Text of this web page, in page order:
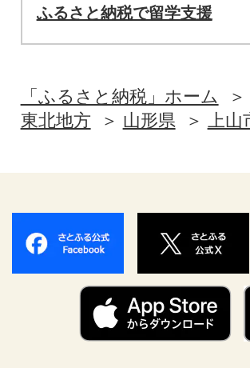
ふるさと納税で留学支援
「ふるさと納税」ホーム
東北地方
山形県 上山